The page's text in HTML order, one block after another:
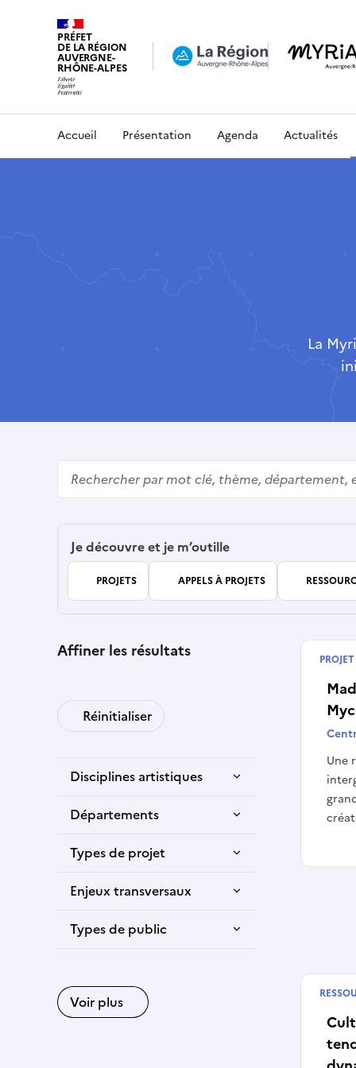
PRÉFET
DE LA RÉGION
AUVERGNE-
RHÔNE-ALPES
Accueil Présentation Agenda Actualités
La
Je découvre et je m’outille
PROJETS APPELS À PROJETS
Affiner les résultats
Réinitialiser
Disciplines artistiques
Départements
Types de projet
Enjeux transversaux
Types de public
Voir plus
Une
PROJET